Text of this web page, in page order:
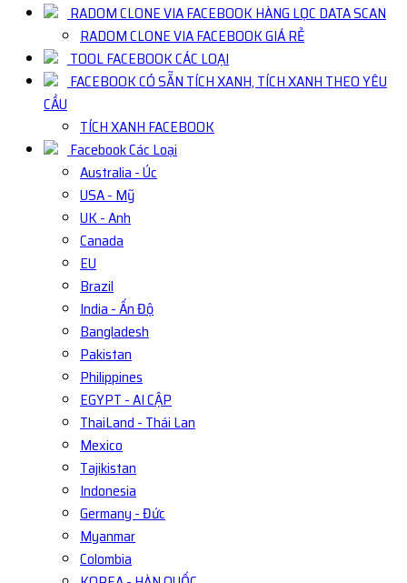
RADOM CLONE VIA FACEBOOK HÀNG LỌC DATA SCAN
RADOM CLONE VIA FACEBOOK GIÁ RẺ
TOOL FACEBOOK CÁC LOẠI
FACEBOOK CÓ SẴN TÍCH XANH, TÍCH XANH THEO YÊU
CẦU
TÍCH XANH FACEBOOK
Facebook Các Loại
Australia - Úc
USA - Mỹ
UK - Anh
Canada
EU
Brazil
India - Ấn Độ
Bangladesh
Pakistan
Philippines
EGYPT - AI CẬP
ThaiLand - Thái Lan
Mexico
Tajikistan
Indonesia
Germany - Đức
Myanmar
Colombia